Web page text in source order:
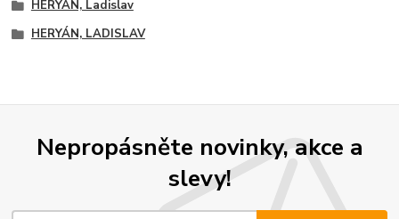
HERYÁN, Ladislav
HERYÁN, LADISLAV
Nepropásněte novinky, akce a
slevy!